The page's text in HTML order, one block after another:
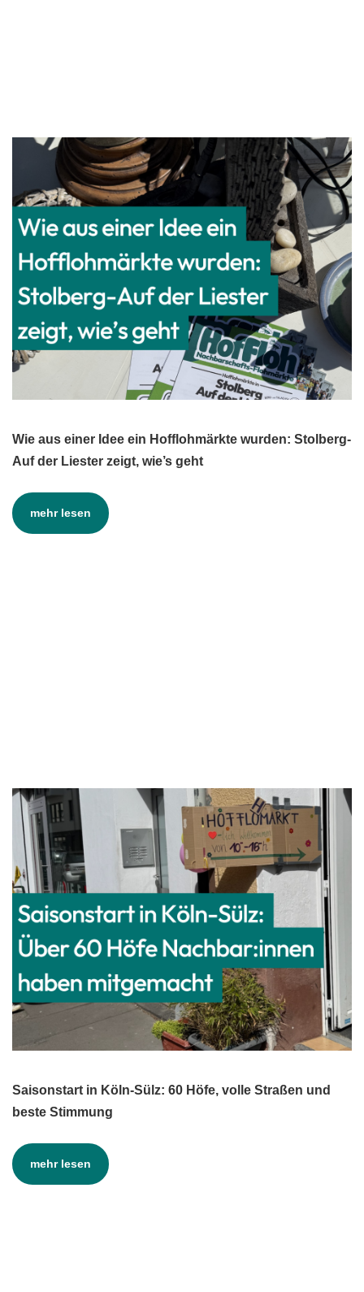
Wie aus einer Idee ein Hofflohmärkte wurden: Stolberg-
Auf der Liester zeigt, wie’s geht
mehr lesen
Saisonstart in Köln-Sülz: 60 Höfe, volle Straßen und
beste Stimmung
mehr lesen